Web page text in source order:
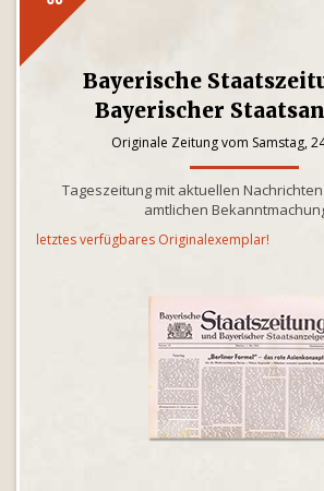
Bayerische
Bayerischer
Originale Zeitung vom Samstag,
Tageszeitung mit aktuellen
amtlichen
letztes verfügbares Originalexemplar!